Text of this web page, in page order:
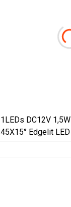
1LEDs DC12V
45X15° Edgelit